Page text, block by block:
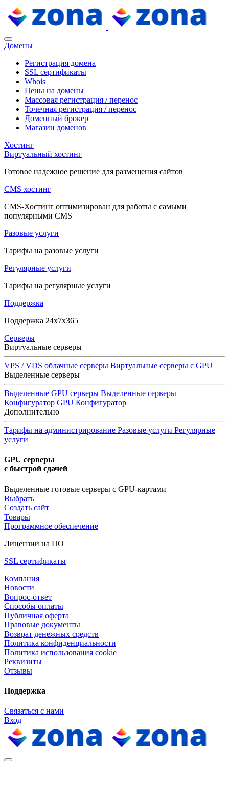
Домены
Регистрация домена
SSL сертификаты
Whois
Цены на домены
Массовая регистрация / перенос
Точечная регистрация / перенос
Доменный брокер
Магазин доменов
Хостинг
Виртуальный хостинг
Готовое надежное решение для размещения сайтов
CMS хостинг
CMS-Хостинг оптимизирован для работы с самыми
популярными CMS
Разовые услуги
Тарифы на разовые услуги
Регулярные услуги
Тарифы на регулярные услуги
Поддержка
Поддержка 24x7x365
Серверы
Виртуальные серверы
VPS / VDS облачные серверы Виртуальные серверы с GPU
Выделенные серверы
Выделенные GPU серверы Выделенные серверы
Конфигуратор GPU Конфигуратор
Дополнительно
Тарифы на администрирование Разовые услуги Регулярные
услуги
GPU серверы
с быстрой сдачей
Выделенные готовые серверы с GPU-картами
Выбрать
Создать сайт
Товары
Программное обеспечение
Лицензии на ПО
SSL сертификаты
Компания
Новости
Вопрос-ответ
Способы оплаты
Публичная оферта
Правовые документы
Возврат денежных средств
Политика конфиденциальности
Политика использования cookie
Реквизиты
Отзывы
Поддержка
Связаться с нами
Вход